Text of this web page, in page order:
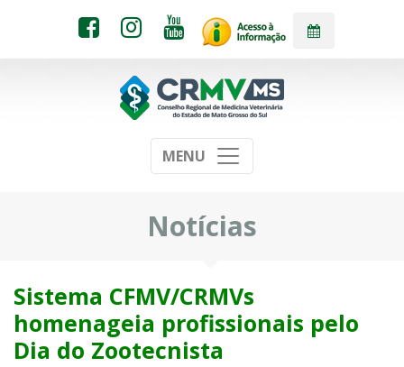
MENU
Notícias
Sistema CFMV/CRMVs
homenageia profissionais pelo
Dia do Zootecnista